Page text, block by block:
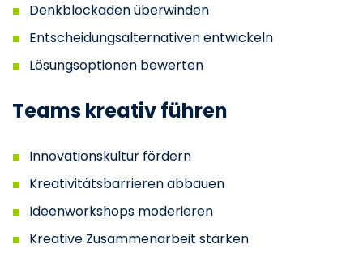
Denkblockaden überwinden
Entscheidungsalternativen entwickeln
Lösungsoptionen bewerten
Teams kreativ führen
Innovationskultur fördern
Kreativitätsbarrieren abbauen
Ideenworkshops moderieren
Kreative Zusammenarbeit stärken